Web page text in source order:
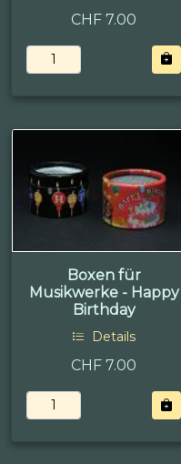
CHF 7.00
Boxen für
Musikwerke - Happy
Birthday
Details
CHF 7.00